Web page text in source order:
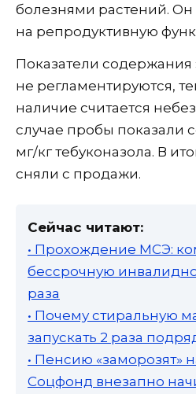
болезнями растений. Он
на репродуктивную
Показатели
не регламентируются,
наличие считается
случае пробы показали
мг/кг тебуконазола. В
сняли с продажи.
Сейчас читают:
• Прохождение МСЭ:
бессрочную
раза
• Почему стиральную
запускать 2 раза
• Пенсию «заморозят»
Соцфонд внезапно